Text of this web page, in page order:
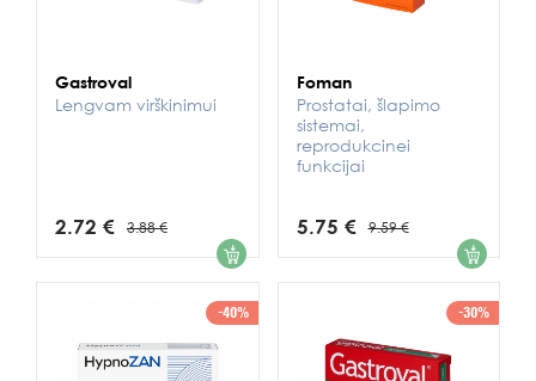
Gastroval
Lengvam virškinimui
2.72 € 3.88 € 1
Foman
Prostatai, šlapimo
sistemai,
reprodukcinei
funkcijai
5.75 € 9.59 € 1
-40% -30%